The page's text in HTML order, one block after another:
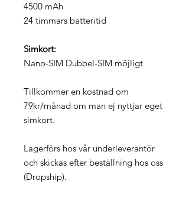
4500 mAh
24 timmars batteritid
Simkort:
Nano-SIM Dubbel-SIM möjligt
Tillkommer en kostnad om
79kr/månad om man ej nyttjar eget
simkort.
Lagerförs hos vår underleverantör
och skickas efter beställning hos oss
(Dropship).